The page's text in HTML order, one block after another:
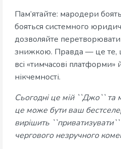
Пам’ятайте: мародери
бояться системного
дозволяйте перетворювати
знижкою. Правда — це те,
всі «тимчасові платформи»
нікчемності.
Сьогодні це мій ``Джо`` та
це може бути ваш
вирішить
чергового незручного